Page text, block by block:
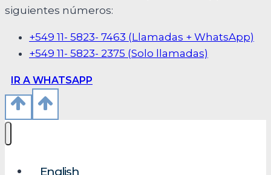
siguientes números:
+549 11- 5823- 7463 (Llamadas + WhatsApp)
+549 11- 5823- 2375 (Solo llamadas)
IR A WHATSAPP
English